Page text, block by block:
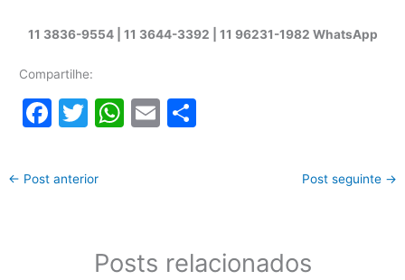
11 3836-9554 | 11 3644-3392 | 11 96231-1982 WhatsApp
Compartilhe:
F
c
T
itt
W
p
E
← Post anterior Post seguinte →
Posts relacionados